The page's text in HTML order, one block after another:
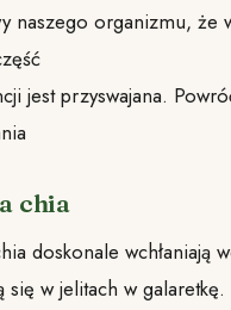
naszego organizmu, że
jest przyswajana.
chia
doskonale wchłaniają
się w jelitach w